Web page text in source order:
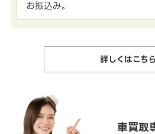
お振込み。
詳しくはこちら
車買取